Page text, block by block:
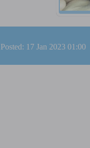
Posted: 17 Jan 2023 01:00